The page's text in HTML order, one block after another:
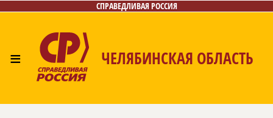
СПРАВЕДЛИВАЯ РОССИЯ
≡ ЧЕЛЯБИНСКАЯ ОБЛАСТЬ